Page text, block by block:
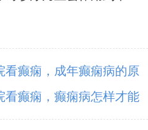
看癫痫，成年癫痫病的原
看癫痫，癫痫病怎样才能